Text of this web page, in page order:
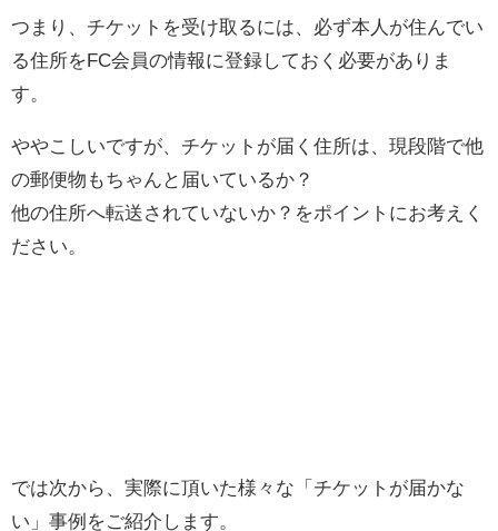
つまり、チケットを受け取るには、必ず本人が住んでい
る住所をFC会員の情報に登録しておく必要がありま
す。
ややこしいですが、チケットが届く住所は、現段階で他
の郵便物もちゃんと届いているか？
他の住所へ転送されていないか？をポイントにお考えく
ださい。
では次から、実際に頂いた様々な「チケットが届かな
い」事例をご紹介します。